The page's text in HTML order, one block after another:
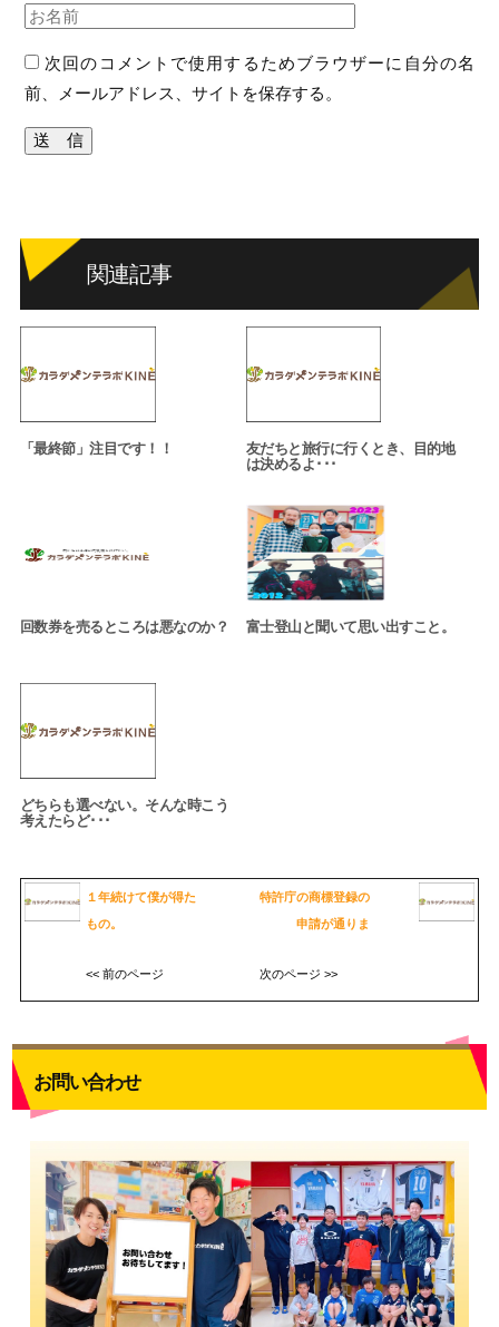
次回のコメントで使用するためブラウザーに自分の名
前、メールアドレス、サイトを保存する。
関連記事
「最終節」注目です！！
友だちと旅行に行くとき、目的地
は決めるよ･･･
回数券を売るところは悪なのか？ 富士登山と聞いて思い出すこと。
どちらも選べない。そんな時こう
考えたらど･･･
１年続けて僕が得た
もの。
<< 前のページ
特許庁の商標登録の
申請が通りま
次のページ >>
お問い合わせ